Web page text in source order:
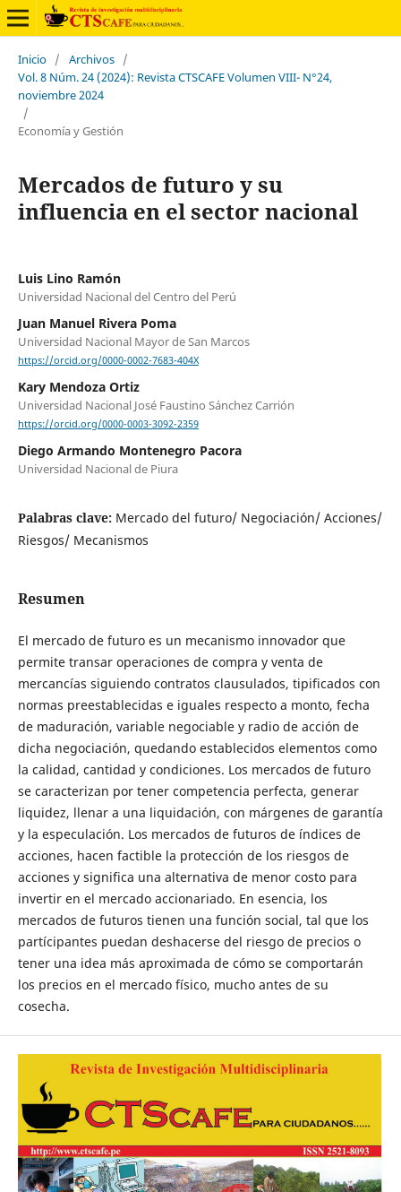
Inicio / Archivos /
Vol. 8 Núm. 24 (2024): Revista CTSCAFE Volumen VIII- N°24,
noviembre 2024
/
Economía y Gestión
Mercados de futuro y su
influencia en el sector nacional
Luis Lino Ramón
Universidad Nacional del Centro del Perú
Juan Manuel Rivera Poma
Universidad Nacional Mayor de San Marcos
https://orcid.org/0000-0002-7683-404X
Kary Mendoza Ortiz
Universidad Nacional José Faustino Sánchez Carrión
https://orcid.org/0000-0003-3092-2359
Diego Armando Montenegro Pacora
Universidad Nacional de Piura
Palabras clave: Mercado del futuro/ Negociación/ Acciones/
Riesgos/ Mecanismos
Resumen
El mercado de futuro es un mecanismo innovador que
permite transar operaciones de compra y venta de
mercancías siguiendo contratos clausulados, tipificados con
normas preestablecidas e iguales respecto a monto, fecha
de maduración, variable negociable y radio de acción de
dicha negociación, quedando establecidos elementos como
la calidad, cantidad y condiciones. Los mercados de futuro
se caracterizan por tener competencia perfecta, generar
liquidez, llenar a una liquidación, con márgenes de garantía
y la especulación. Los mercados de futuros de índices de
acciones, hacen factible la protección de los riesgos de
acciones y significa una alternativa de menor costo para
invertir en el mercado accionariado. En esencia, los
mercados de futuros tienen una función social, tal que los
partícipantes puedan deshacerse del riesgo de precios o
tener una idea más aproximada de cómo se comportarán
los precios en el mercado físico, mucho antes de su
cosecha.